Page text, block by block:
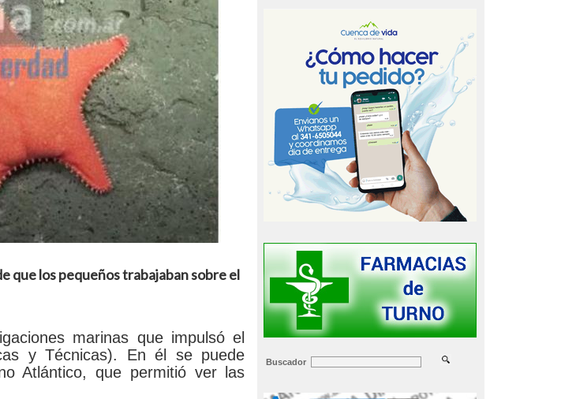
que los pequeños trabajaban sobre el
marinas que impulsó el
y Técnicas). En él se puede
Atlántico, que permitió ver las
Buscador